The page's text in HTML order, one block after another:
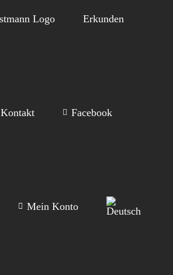
Erkunden
Kontakt Facebook
Mein Konto